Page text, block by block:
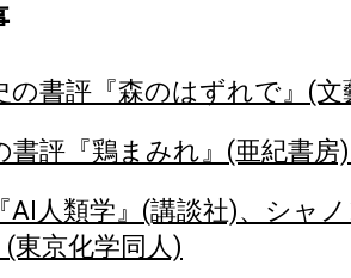
の書評『森のはずれで』(
書評『鶏まみれ』(亜紀書
AI人類学』(講談社)、シャ
東京化学同人)